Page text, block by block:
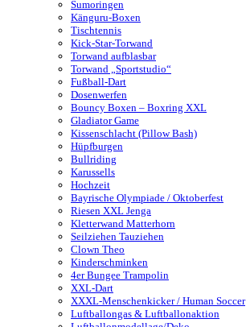
Sumoringen
Känguru-Boxen
Tischtennis
Kick-Star-Torwand
Torwand aufblasbar
Torwand „Sportstudio“
Fußball-Dart
Dosenwerfen
Bouncy Boxen – Boxring XXL
Gladiator Game
Kissenschlacht (Pillow Bash)
Hüpfburgen
Bullriding
Karussells
Hochzeit
Bayrische Olympiade / Oktoberfest
Riesen XXL Jenga
Kletterwand Matterhorn
Seilziehen Tauziehen
Clown Theo
Kinderschminken
4er Bungee Trampolin
XXL-Dart
XXXL-Menschenkicker / Human Soccer
Luftballongas & Luftballonaktion